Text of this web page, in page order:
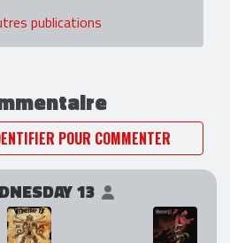
publications
POUR COMMENTER
13